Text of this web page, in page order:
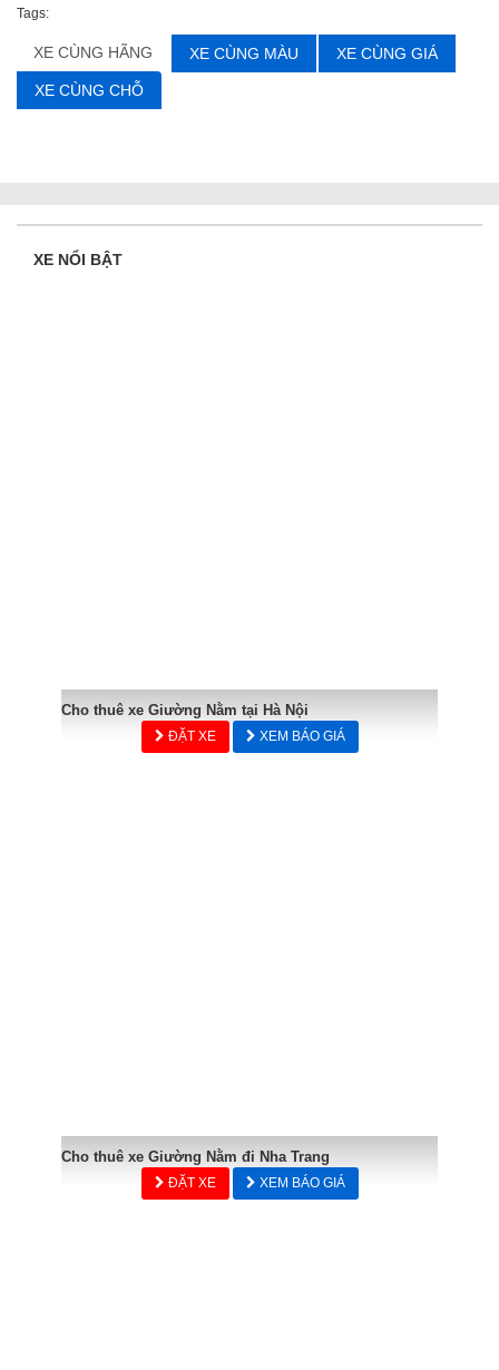
Tags:
XE CÙNG HÃNG XE CÙNG MÀU XE CÙNG GIÁ
XE CÙNG CHỖ
XE NỔI BẬT
Cho thuê xe Giường Nằm tại Hà Nội
ĐẶT XE XEM BÁO GIÁ
Cho thuê xe Giường Nằm đi Nha Trang
ĐẶT XE XEM BÁO GIÁ